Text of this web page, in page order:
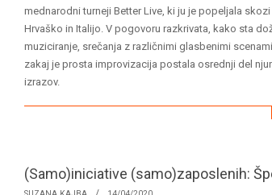
mednarodni turneji Better Live, ki ju je popeljala skozi
Hrvaško in Italijo. V pogovoru razkrivata, kako sta
muziciranje, srečanja z različnimi glasbenimi
zakaj je prosta improvizacija postala osrednji del
izrazov.
(Samo)iniciative (samo)zaposlenih:
2020-